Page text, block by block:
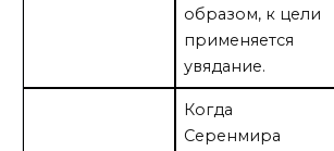
образом, к цели
применяется
увядание.
Когда
Серенмира